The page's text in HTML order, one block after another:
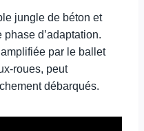
jungle de béton et
d’adaptation.
par le ballet
roues, peut
débarqués.